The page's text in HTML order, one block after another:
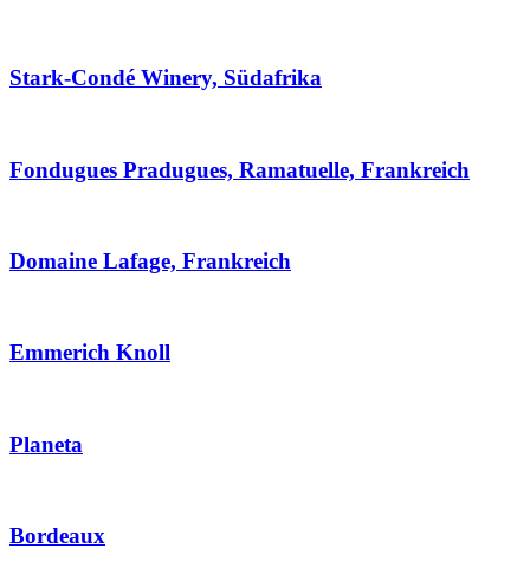
Stark-Condé Winery, Südafrika
Fondugues Pradugues, Ramatuelle, Frankreich
Domaine Lafage, Frankreich
Emmerich Knoll
Planeta
Bordeaux